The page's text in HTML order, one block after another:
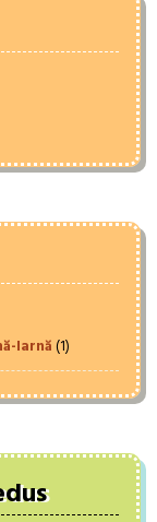
Iarnă(1)